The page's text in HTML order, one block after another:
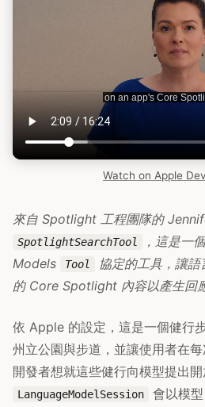
Watch on Apple
來自 Spotlight 工程團隊的
SpotlightSearchTool
，這是一
Models
Tool
協定的工具，讓
的 Core Spotlight 內容以產生回應
依 Apple 的設定，這是一個健行
州立公園與步道，並讓使用者在每
開發者想就這些健行向模型提出
LanguageModelSession
會以模